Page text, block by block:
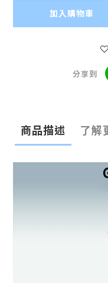
加入購物車
分享到
商品描述 了解